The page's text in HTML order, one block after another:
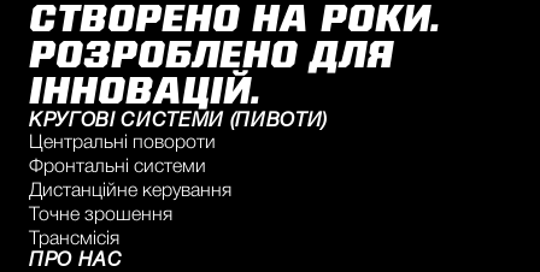
СТВОРЕНО НА РОКИ.
РОЗРОБЛЕНО ДЛЯ
ІННОВАЦІЙ.
КРУГОВІ СИСТЕМИ (ПИВОТИ)
Центральні повороти
Фронтальні системи
Дистанційне керування
Точне зрошення
Трансмісія
ПРО НАС